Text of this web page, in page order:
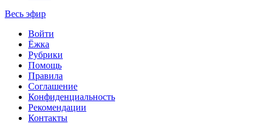
Весь эфир
Войти
Ёжка
Рубрики
Помощь
Правила
Соглашение
Конфиденциальность
Рекомендации
Контакты